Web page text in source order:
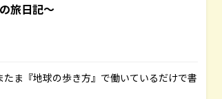
旅日記～
ま『地球の歩き方』で働いているだけで書